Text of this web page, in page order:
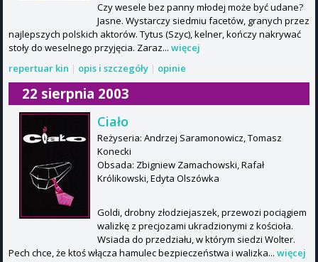
Czy wesele bez panny młodej może być udane?
Jasne. Wystarczy siedmiu facetów, granych przez
najlepszych polskich aktorów. Tytus (Szyc), kelner, kończy nakrywać
stoły do weselnego przyjęcia. Zaraz... więcej
repertuar kin | opis i szczegóły | opinie
22 sierpnia 2003
Ciało
Reżyseria: Andrzej Saramonowicz, Tomasz
Konecki
Obsada: Zbigniew Zamachowski, Rafał
Królikowski, Edyta Olszówka
Goldi, drobny złodziejaszek, przewozi pociągiem
walizkę z precjozami ukradzionymi z kościoła.
Wsiada do przedziału, w którym siedzi Wolter.
Pech chce, że ktoś włącza hamulec bezpieczeństwa i walizka... więcej